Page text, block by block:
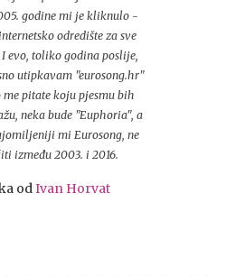
godine mi je kliknulo -
odredište za sve
evo, toliko godina poslije,
utipkavam "eurosong.hr"
pitate koju pjesmu bih
neka bude "Euphoria", a
mi Eurosong, ne
između 2003. i 2016.
odIvan Horvat